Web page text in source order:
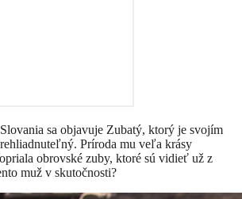
sa objavuje Zubatý, ktorý je svojím
Príroda mu veľa krásy
obrovské zuby, ktoré sú vidieť už z
muž v skutočnosti?